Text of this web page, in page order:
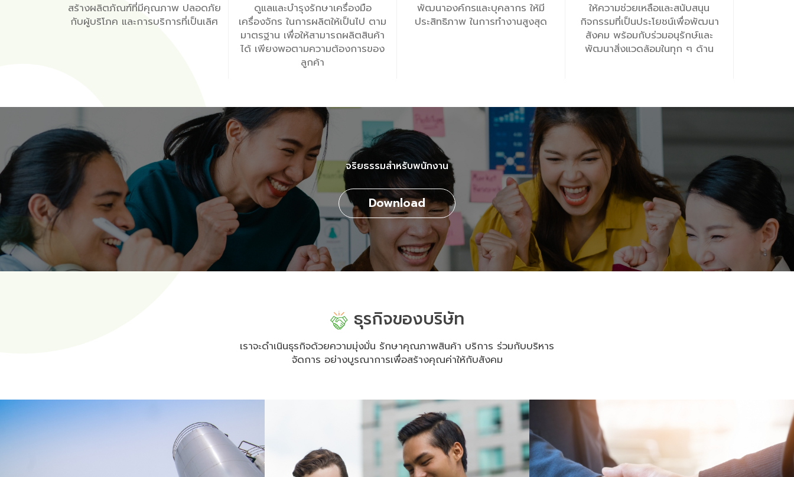
สร้างผลิตภัณฑ์ที่มีคุณภาพ ปลอดภัย
กับผู้บริโภค และการบริการที่เป็นเลิศ
ดูแลและบำรุงรักษาเครื่องมือ
เครื่องจักร ในการผลิตให้เป็นไป ตาม
มาตรฐาน เพื่อให้สามารถผลิตสินค้า
ได้ เพียงพอตามความต้องการของ
ลูกค้า
พัฒนาองค์กรและบุคลากร ให้มี
ประสิทธิภาพ ในการทำงานสูงสุด
ให้ความช่วยเหลือและสนับสนุน
กิจกรรมที่เป็นประโยชน์เพื่อพัฒนา
สังคม พร้อมกับร่วมอนุรักษ์และ
พัฒนาสิ่งแวดล้อมในทุก ๆ ด้าน
จริยธรรมสำหรับพนักงาน
Download
ธุรกิจของบริษัท
เราจะดำเนินธุรกิจด้วยความมุ่งมั่น รักษาคุณภาพสินค้า บริการ ร่วมกับบริหาร
จัดการ อย่างบูรณาการเพื่อสร้างคุณค่าให้กับสังคม